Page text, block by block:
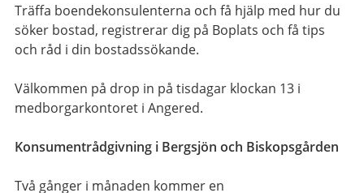
Träffa boendekonsulenterna och få hjälp med hur du
söker bostad, registrerar dig på Boplats och få tips
och råd i din bostadssökande.
Välkommen på drop in på tisdagar klockan 13 i
medborgarkontoret i Angered.
Konsumentrådgivning i Bergsjön och Biskopsgården
Två gånger i månaden kommer en